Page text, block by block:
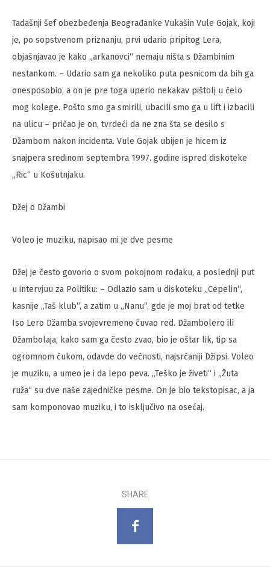
Tadašnji šef obezbeđenja Beograđanke Vukašin Vule Gojak, koji
je, po sopstvenom priznanju, prvi udario pripitog Lera,
objašnjavao je kako „arkanovci“ nemaju ništa s Džambinim
nestankom. – Udario sam ga nekoliko puta pesnicom da bih ga
onesposobio, a on je pre toga uperio nekakav pištolj u čelo
mog kolege. Pošto smo ga smirili, ubacili smo ga u lift i izbacili
na ulicu – pričao je on, tvrdeći da ne zna šta se desilo s
Džambom nakon incidenta. Vule Gojak ubijen je hicem iz
snajpera sredinom septembra 1997. godine ispred diskoteke
„Ric“ u Košutnjaku.
Džej o Džambi
Voleo je muziku, napisao mi je dve pesme
Džej je često govorio o svom pokojnom rođaku, a poslednji put
u intervjuu za Politiku: – Odlazio sam u diskoteku „Cepelin“,
kasnije „Taš klub“, a zatim u „Nanu“, gde je moj brat od tetke
Iso Lero Džamba svojevremeno čuvao red. Džambolero ili
Džambolaja, kako sam ga često zvao, bio je oštar lik, tip sa
ogromnom čukom, odavde do večnosti, najsrčaniji Džipsi. Voleo
je muziku, a umeo je i da lepo peva. „Teško je živeti“ i „Žuta
ruža“ su dve naše zajedničke pesme. On je bio tekstopisac, a ja
sam komponovao muziku, i to isključivo na osećaj.
SHARE